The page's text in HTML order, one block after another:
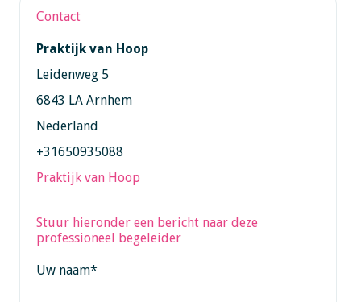
Contact
Praktijk van Hoop
Leidenweg 5
6843 LA Arnhem
Nederland
+31650935088
Praktijk van Hoop
Stuur hieronder een bericht naar deze
professioneel begeleider
Uw naam*